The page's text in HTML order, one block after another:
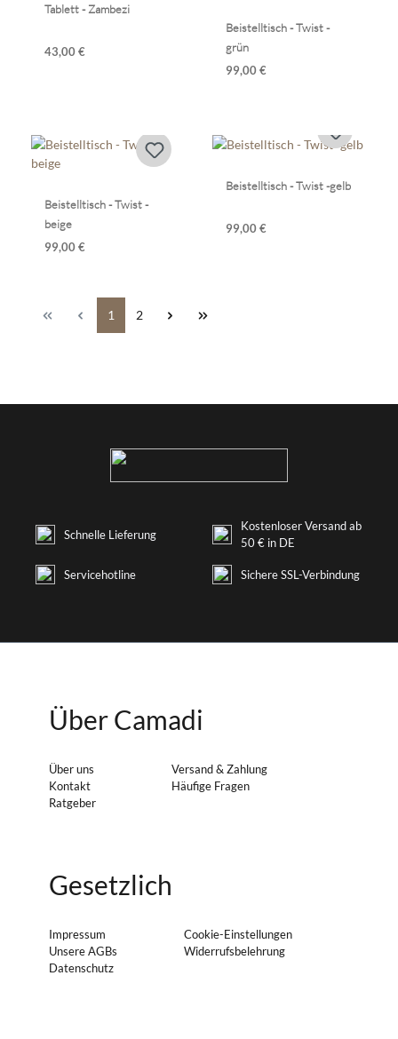
Tablett - Zambezi
43,00 €
Beistelltisch - Twist -
grün
99,00 €
Beistelltisch - Twist -
beige
99,00 €
Beistelltisch - Twist -gelb
99,00 €
1 2
Schnelle Lieferung
Kostenloser Versand ab
50 € in DE
Servicehotline Sichere SSL-Verbindung
Über Camadi
Über uns
Kontakt
Ratgeber
Versand & Zahlung
Häufige Fragen
Gesetzlich
Impressum
Unsere AGBs
Datenschutz
Cookie-Einstellungen
Widerrufsbelehrung